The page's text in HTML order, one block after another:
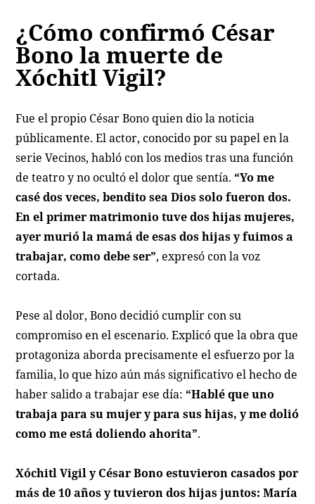
¿Cómo confirmó César
Bono la muerte de
Xóchitl Vigil?
Fue el propio César Bono quien dio la noticia
públicamente. El actor, conocido por su papel en la
serie Vecinos, habló con los medios tras una función
de teatro y no ocultó el dolor que sentía. “Yo me
casé dos veces, bendito sea Dios solo fueron dos.
En el primer matrimonio tuve dos hijas mujeres,
ayer murió la mamá de esas dos hijas y fuimos a
trabajar, como debe ser”, expresó con la voz
cortada.
Pese al dolor, Bono decidió cumplir con su
compromiso en el escenario. Explicó que la obra que
protagoniza aborda precisamente el esfuerzo por la
familia, lo que hizo aún más significativo el hecho de
haber salido a trabajar ese día: “Hablé que uno
trabaja para su mujer y para sus hijas, y me dolió
como me está doliendo ahorita”.
Xóchitl Vigil y César Bono estuvieron casados por
más de 10 años y tuvieron dos hijas juntos: María